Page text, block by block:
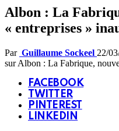
Albon : La
« entreprises »
Par Guillaume Sockeel 22/
sur Albon : La Fabrique,
FACEBOOK
TWITTER
PINTEREST
LINKEDIN